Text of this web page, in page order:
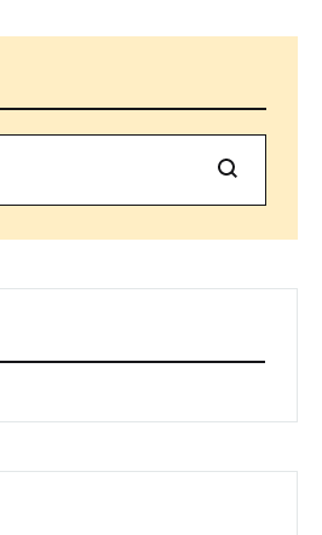
Ara